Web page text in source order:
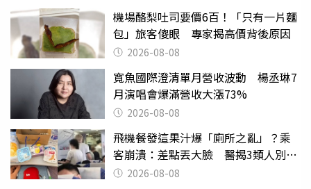
機場酪梨吐司要價6百！「只有一片麵
包」旅客傻眼 專家揭高價背後原因
2026-08-08
寬魚國際澄清單月營收波動 楊丞琳7
月演唱會爆滿營收大漲73%
2026-08-08
飛機餐發這果汁爆「廁所之亂」？乘
客崩潰：差點丟大臉 醫揭3類人別亂
喝 2026-08-08